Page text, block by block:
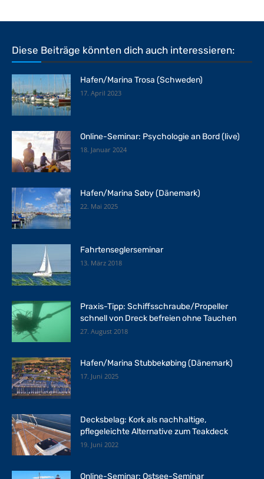
Diese Beiträge könnten dich auch interessieren:
Hafen/Marina Trosa (Schweden)
17. April 2023
Online-Seminar: Psychologie an Bord (live)
18. Januar 2024
Hafen/Marina Søby (Dänemark)
22. Mai 2025
Fahrtenseglerseminar
13. März 2018
Praxis-Tipp: Schiffsschraube/Propeller
schnell von Dreck befreien ohne Tauchen
27. August 2018
Hafen/Marina Stubbekøbing (Dänemark)
17. Juni 2025
Decksbelag: Kork als nachhaltige,
pflegeleichte Alternative zum Teakdeck
19. Juni 2022
Online-Seminar: Ostsee-Seminar